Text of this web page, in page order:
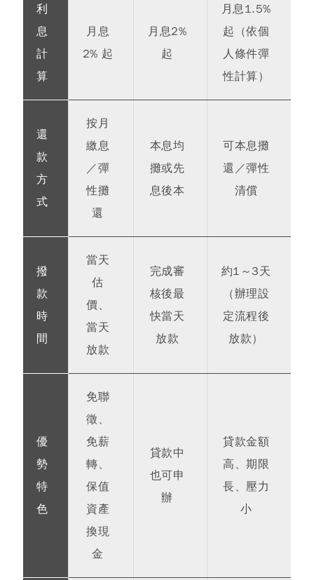
利
息
計
算
月息
2% 起
月息2%
起
月息1.5%
起（依個
人條件彈
性計算）
還
款
方
式
按月
繳息
／彈
性攤
還
本息均
攤或先
息後本
可本息攤
還／彈性
清償
撥
款
時
間
當天
估
價、
當天
放款
完成審
核後最
快當天
放款
約1～3天
（辦理設
定流程後
放款）
優
勢
特
色
免聯
徵、
免薪
轉、
保值
資產
換現
金
貸款中
也可申
辦
貸款金額
高、期限
長、壓力
小